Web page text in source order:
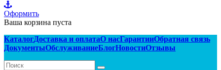
Оформить
Ваша корзина пуста
КаталогДоставка и оплатаО насГарантииОбратная связь
ДокументыОбслуживаниеБлогНовостиОтзывы